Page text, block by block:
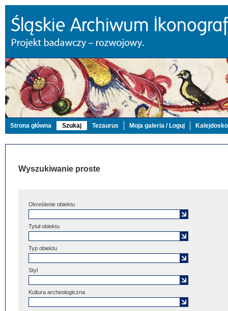
Strona główna Szukaj Tezaurus Moja galeria / Loguj
Wyszukiwanie proste
Określenie obiektu
Tytuł obiektu
Typ obiektu
Styl
Kultura archeologiczna